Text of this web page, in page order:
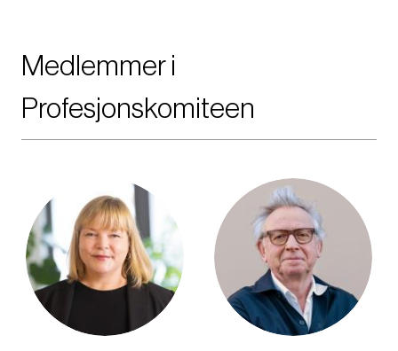
Medlemmer i
Profesjonskomiteen